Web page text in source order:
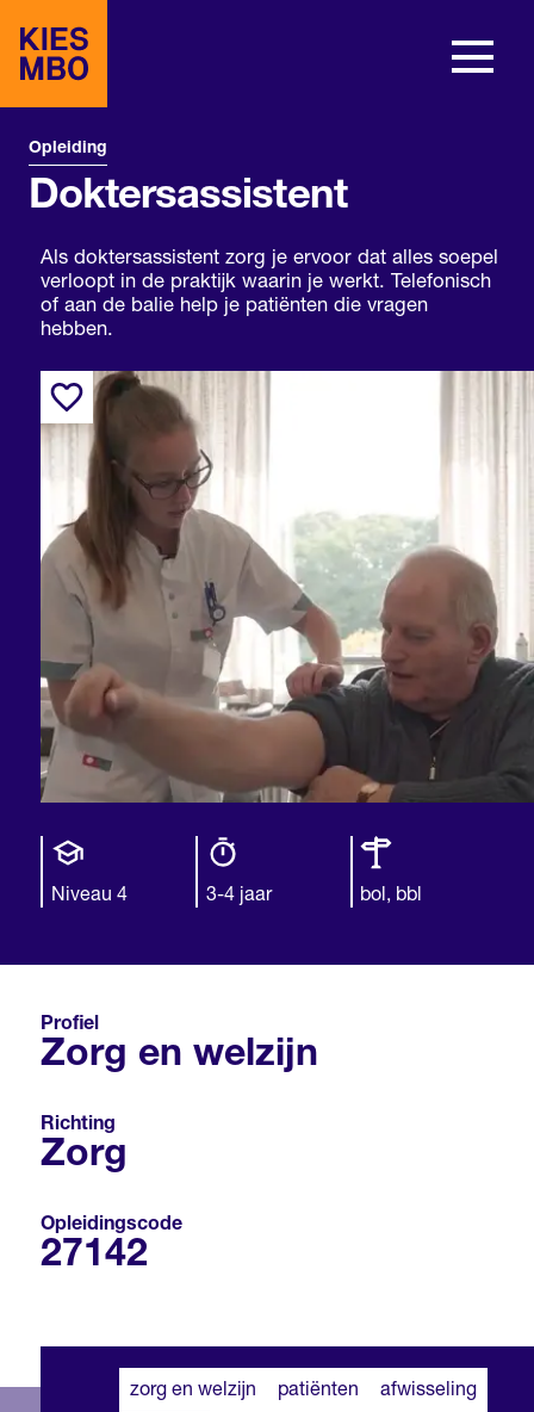
Opleiding
Doktersassistent
Als doktersassistent zorg je ervoor dat alles soepel
verloopt in de praktijk waarin je werkt. Telefonisch
of aan de balie help je patiënten die vragen
hebben.
Opleiding
niveau
Niveau 4
3-4 jaar
bol, bbl
Profiel
Zorg en welzijn
Richting
Zorg
Opleidingscode
27142
zorg en welzijn patiënten afwisseling